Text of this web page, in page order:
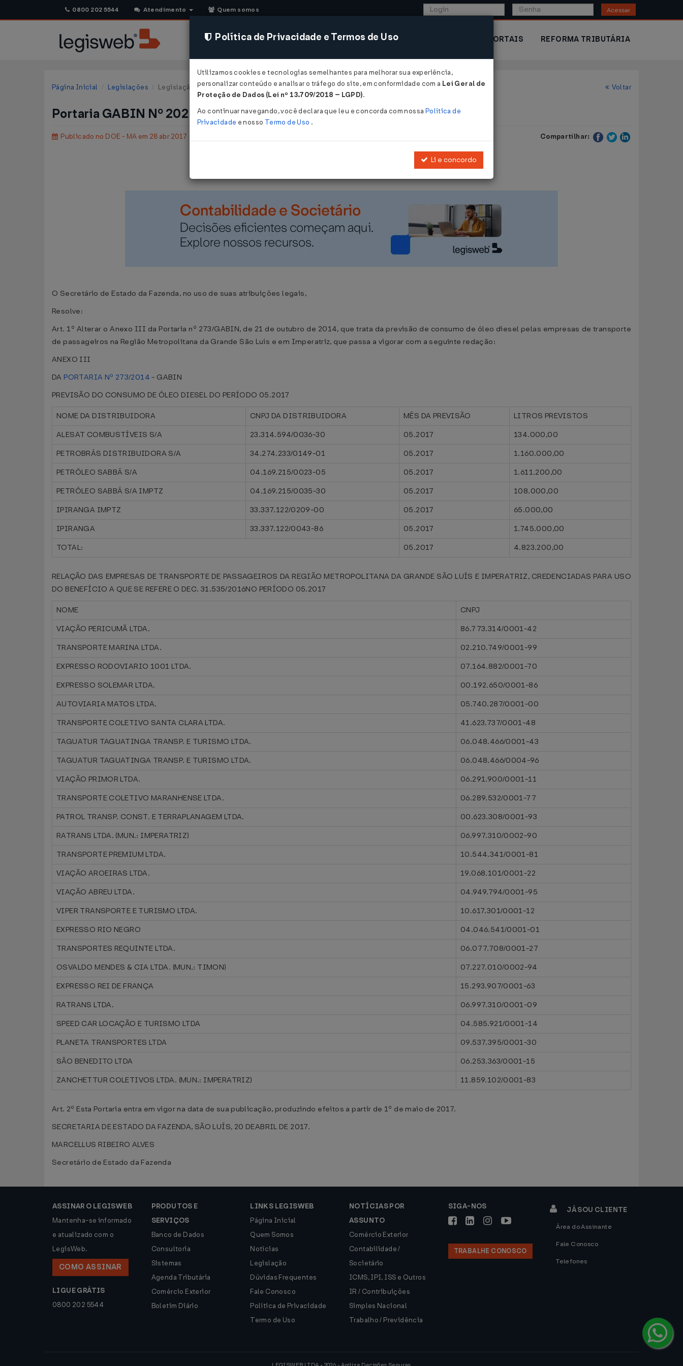
0800 202 5544 Atendimento Quem somos Acessar
CONSULTORIA SISTEMAS COMÉRCIO EXTERIOR PORTAIS REFORMA TRIBUTÁRIA
Página Inicial Legislações Legislação Estadual - Maranhão Voltar
Portaria GABIN Nº 202 DE 20/04/2017
Publicado no DOE - MA em 28 abr 2017 Compartilhar:
Altera o Anexo III da Portaria 273/2014 - GABIN.
O Secretário de Estado da Fazenda, no uso de suas atribuições legais,
Resolve:
Art. 1º Alterar o Anexo III da Portaria nº 273/GABIN, de 21 de outubro de 2014, que trata da previsão de consumo de óleo diesel pelas empresas de transporte
de passageiros na Região Metropolitana da Grande São Luís e em Imperatriz, que passa a vigorar com a seguinte redação:
ANEXO III
DA PORTARIA Nº 273/2014 - GABIN
PREVISÃO DO CONSUMO DE ÓLEO DIESEL DO PERÍODO 05.2017
NOME DA DISTRIBUIDORA CNPJ DA DISTRIBUIDORA MÊS DA PREVISÃO
LITROS PREVISTOS
ALESAT COMBUSTÍVEIS S/A
23.314.594/0036-30 05.2017
134.000,00
PETROBRÁS DISTRIBUIDORA S/A
34.274.233/0149-01 05.2017
1.160.000,00
PETRÓLEO SABBÁ S/A
04.169.215/0023-05 05.2017
1.611.200,00
PETRÓLEO SABBÁ S/A IMPTZ
04.169.215/0035-30 05.2017
108.000,00
IPIRANGA IMPTZ
33.337.122/0209-00 05.2017
65.000,00
IPIRANGA
33.337.122/0043-86 05.2017
1.745.000,00
TOTAL:
05.2017 4.823.200,00
RELAÇÃO DAS EMPRESAS DE TRANSPORTE DE PASSAGEIROS DA REGIÃO METROPOLITANA DA GRANDE SÃO LUÍS E IMPERATRIZ, CREDENCIADAS PARA USO
DO BENEFÍCIO A QUE SE REFERE O DEC. 31.535/2016NO PERÍODO 05.2017
NOME
CNPJ
VIAÇÃO PERICUMÃ LTDA.
86.773.314/0001-42
TRANSPORTE MARINA LTDA.
02.210.749/0001-99
EXPRESSO RODOVIARIO 1001 LTDA.
07.164.882/0001-70
EXPRESSO SOLEMAR LTDA.
00.192.650/0001-86
AUTOVIARIA MATOS LTDA.
05.740.287/0001-00
TRANSPORTE COLETIVO SANTA CLARA LTDA.
41.623.737/0001-48
TAGUATUR TAGUATINGA TRANSP. E TURISMO LTDA.
06.048.466/0001-43
TAGUATUR TAGUATINGA TRANSP. E TURISMO LTDA.
06.048.466/0004-96
VIAÇÃO PRIMOR LTDA.
06.291.900/0001-11
TRANSPORTE COLETIVO MARANHENSE LTDA.
06.289.532/0001-77
PATROL TRANSP. CONST. E TERRAPLANAGEM LTDA.
00.623.308/0001-93
RATRANS LTDA. (MUN.: IMPERATRIZ)
06.997.310/0002-90
TRANSPORTE PREMIUM LTDA.
10.544.341/0001-81
VIAÇÃO AROEIRAS LTDA.
19.068.101/0001-22
VIAÇÃO ABREU LTDA.
04.949.794/0001-95
VIPER TRANSPORTE E TURISMO LTDA.
10.617.301/0001-12
EXPRESSO RIO NEGRO
04.046.541/0001-01
TRANSPORTES REQUINTE LTDA.
06.077.708/0001-27
OSVALDO MENDES & CIA LTDA. (MUN.: TIMON)
07.227.010/0002-94
EXPRESSO REI DE FRANÇA
15.293.907/0001-63
RATRANS LTDA.
06.997.310/0001-09
SPEED CAR LOCAÇÃO E TURISMO LTDA
04.585.921/0001-14
PLANETA TRANSPORTES LTDA
09.537.395/0001-30
SÃO BENEDITO LTDA
06.253.363/0001-15
ZANCHETTUR COLETIVOS LTDA. (MUN.: IMPERATRIZ)
11.859.102/0001-83
Art. 2º Esta Portaria entra em vigor na data de sua publicação, produzindo efeitos a partir de 1º de maio de 2017.
SECRETARIA DE ESTADO DA FAZENDA, SÃO LUÍS, 20 DEABRIL DE 2017.
MARCELLUS RIBEIRO ALVES
Secretário de Estado da Fazenda
ASSINAR O LEGISWEB
Mantenha-se informado
e atualizado com o
LegisWeb.
COMO ASSINAR
LIGUE GRÁTIS
0800 202 5544
PRODUTOS E
SERVIÇOS
Banco de Dados
Consultoria
Sistemas
Agenda Tributária
Comércio Exterior
Boletim Diário
LINKS LEGISWEB
Página Inicial
Quem Somos
Notícias
Legislação
Dúvidas Frequentes
Fale Conosco
Política de Privacidade
Termo de Uso
NOTÍCIAS POR
ASSUNTO
Comércio Exterior
Contabilidade /
Societário
ICMS, IPI, ISS e Outros
IR / Contribuições
Simples Nacional
Trabalho / Previdência
SIGA-NOS
TRABALHE CONOSCO
JÁ SOU CLIENTE
Área do Assinante
Fale Conosco
Telefones
Política de Privacidade e Termos de Uso
Utilizamos cookies e tecnologias semelhantes para melhorar sua experiência,
personalizar conteúdo e analisar o tráfego do site, em conformidade com a Lei Geral de
Proteção de Dados (Lei nº 13.709/2018 – LGPD).
Ao continuar navegando, você declara que leu e concorda com nossa Política de
Privacidade e nosso Termo de Uso .
Li e concordo